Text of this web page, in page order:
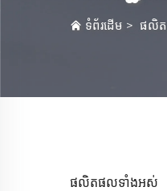
ទំព័រដើម > ផលិ
ផលិតផលទាំងអស់